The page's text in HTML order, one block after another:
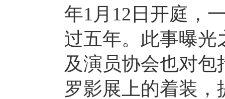
年1月12日开庭，
过五年。此事曝光
及演员协会也对
罗影展上的着装